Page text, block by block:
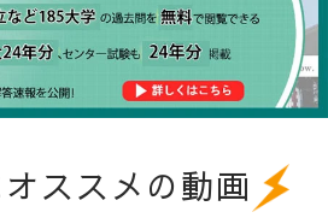
要点や例題、確認テストの内
分で勉強したり、学校で全体
材や普段の受講を、それほど無
合のいい時間に進めていけると
ススメの動画